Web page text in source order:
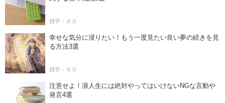
雑学・ネタ
幸せな気分に浸りたい！もう一度見たい良い夢の続きを見
る方法3選
雑学・ネタ
注意せよ！浪人生には絶対やってはいけないNGな言動や
発言4選